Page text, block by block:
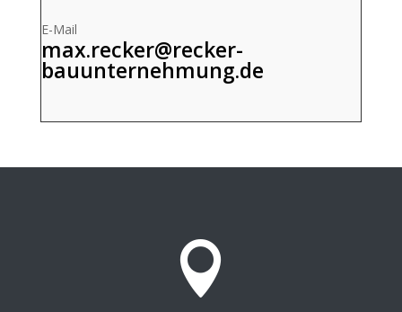
E-Mail
max.recker@recker-
bauunternehmung.de
